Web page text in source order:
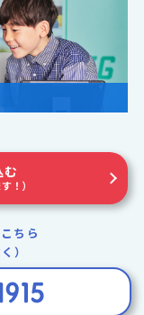
！）
ちら
）